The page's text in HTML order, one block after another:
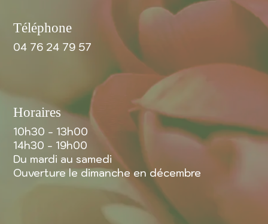
Téléphone
04 76 24 79 57
Horaires
10h30 - 13h00
14h30 - 19h00
Du mardi au samedi
Ouverture le dimanche en décembre